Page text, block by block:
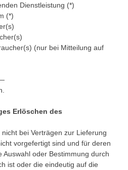
Dienstleistung (*)
(*)
(nur bei Mitteilung auf
Erlöschen des
bei Verträgen zur Lieferung
vorgefertigt sind und für deren
Auswahl oder Bestimmung durch
ist oder die eindeutig auf die